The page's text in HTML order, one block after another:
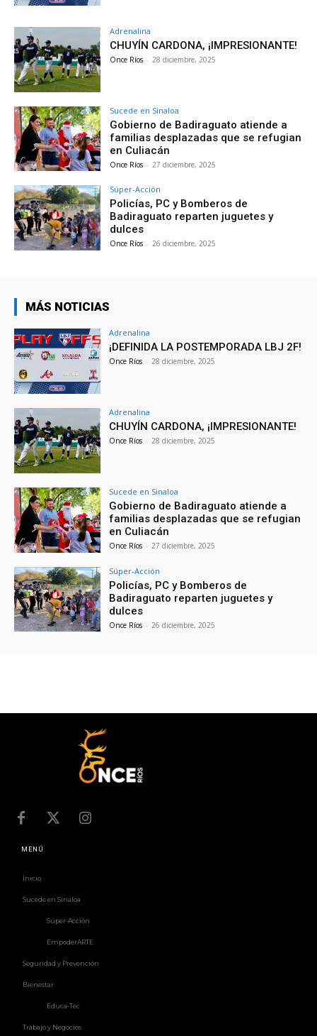
Adrenalina
CHUYÍN CARDONA, ¡IMPRESIONANTE!
Once Ríos - 28 diciembre, 2025
Sucede en Sinaloa
Gobierno de Badiraguato atiende a
familias desplazadas que se refugian
en Culiacán
Once Ríos - 27 diciembre, 2025
Súper-Acción
Policías, PC y Bomberos de
Badiraguato reparten juguetes y
dulces
Once Ríos - 26 diciembre, 2025
MÁS NOTICIAS
Adrenalina
¡DEFINIDA LA POSTEMPORADA LBJ 2F!
Once Ríos - 28 diciembre, 2025
Adrenalina
CHUYÍN CARDONA, ¡IMPRESIONANTE!
Once Ríos - 28 diciembre, 2025
Sucede en Sinaloa
Gobierno de Badiraguato atiende a
familias desplazadas que se refugian
en Culiacán
Once Ríos - 27 diciembre, 2025
Súper-Acción
Policías, PC y Bomberos de
Badiraguato reparten juguetes y
dulces
Once Ríos - 26 diciembre, 2025
MENÚ
Inicio
Sucede en Sinaloa
Súper-Acción
EmpoderARTE
Seguridad y Prevención
Bienestar
Educa-Tec
Trabajo y Negocios